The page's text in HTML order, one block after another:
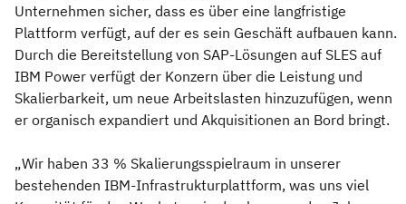
Unternehmen sicher, dass es über eine langfristige
Plattform verfügt, auf der es sein Geschäft aufbauen kann.
Durch die Bereitstellung von SAP-Lösungen auf SLES auf
IBM Power verfügt der Konzern über die Leistung und
Skalierbarkeit, um neue Arbeitslasten hinzuzufügen, wenn
er organisch expandiert und Akquisitionen an Bord bringt.
„Wir haben 33 % Skalierungsspielraum in unserer
bestehenden IBM-Infrastrukturplattform, was uns viel